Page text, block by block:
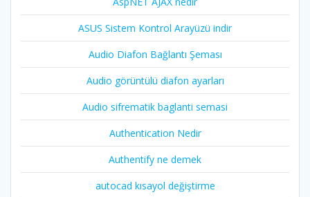
ASUS Sistem Kontrol Arayüzü indir
Audio Diafon Bağlantı Şeması
Audio görüntülü diafon ayarları
Audio sifrematik baglanti semasi
Authentication Nedir
Authentify ne demek
autocad kısayol değiştirme